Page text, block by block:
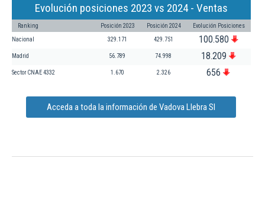
Evolución posiciones 2023 vs 2024 - Ventas
Ranking Posición 2023 Posición 2024 Evolución Posiciones
Nacional 329.171 429.751 100.580
Madrid 56.789 74.998 18.209
Sector CNAE 4332 1.670 2.326 656
Acceda a toda la información de Vadova Llebra Sl